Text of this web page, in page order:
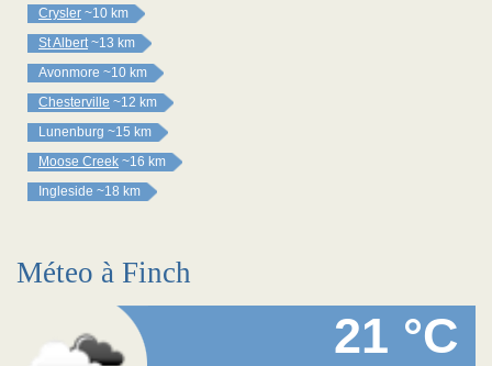
Crysler ~10 km
St Albert ~13 km
Avonmore ~10 km
Chesterville ~12 km
Lunenburg ~15 km
Moose Creek ~16 km
Ingleside ~18 km
Méteo à Finch
21 °C